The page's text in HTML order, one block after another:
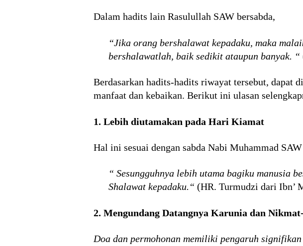
Dalam hadits lain Rasulullah SAW bersabda,
“Jika orang bershalawat kepadaku, maka
bershalawatlah, baik sedikit ataupun banyak. “
Berdasarkan hadits-hadits riwayat tersebut, dapat
manfaat dan kebaikan. Berikut ini ulasan
1. Lebih diutamakan pada Hari Kiamat
Hal ini sesuai dengan sabda Nabi Muhammad
“ Sesungguhnya lebih utama bagiku manusia
Shalawat kepadaku.“ (HR. Turmudzi dari Ibn’
2. Mengundang Datangnya Karunia dan
Doa dan permohonan memiliki pengaruh